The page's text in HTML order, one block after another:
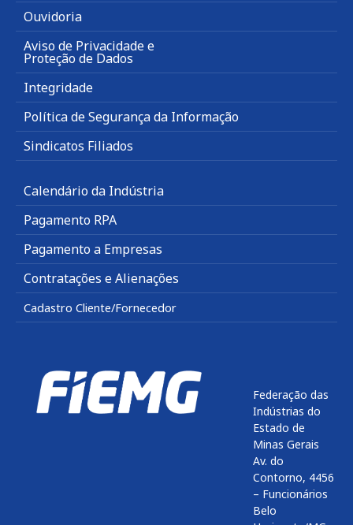
Ouvidoria
Aviso de Privacidade e
Proteção de Dados
Integridade
Política de Segurança da Informação
Sindicatos Filiados
Calendário da Indústria
Pagamento RPA
Pagamento a Empresas
Contratações e Alienações
Cadastro Cliente/Fornecedor
Federação das
Indústrias do
Estado de
Minas Gerais
Av. do
Contorno, 4456
– Funcionários
Belo